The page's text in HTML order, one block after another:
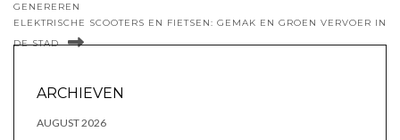
GENEREREN
ELEKTRISCHE SCOOTERS EN FIETSEN: GEMAK EN GROEN VERVOER IN
DE STAD
ARCHIEVEN
AUGUST 2026